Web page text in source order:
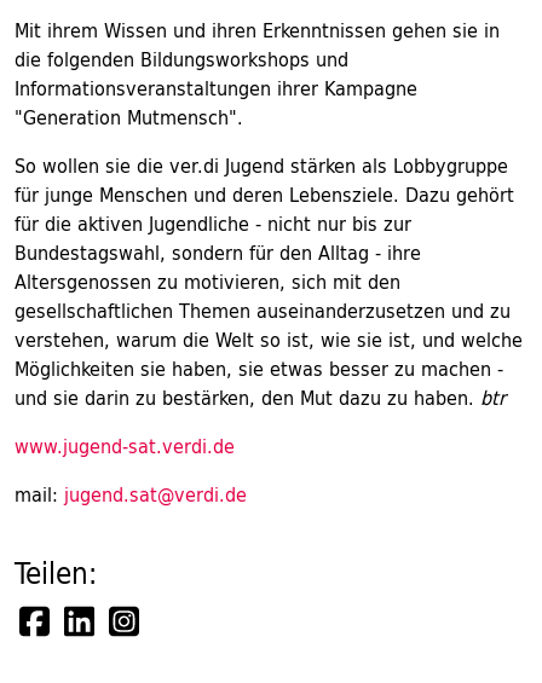
Mit ihrem Wissen und ihren Erkenntnissen gehen sie in
die folgenden Bildungsworkshops und
Informationsveranstaltungen ihrer Kampagne
"Generation Mutmensch".
So wollen sie die ver.di Jugend stärken als Lobbygruppe
für junge Menschen und deren Lebensziele. Dazu gehört
für die aktiven Jugendliche - nicht nur bis zur
Bundestagswahl, sondern für den Alltag - ihre
Altersgenossen zu motivieren, sich mit den
gesellschaftlichen Themen auseinanderzusetzen und zu
verstehen, warum die Welt so ist, wie sie ist, und welche
Möglichkeiten sie haben, sie etwas besser zu machen -
und sie darin zu bestärken, den Mut dazu zu haben. btr
www.jugend-sat.verdi.de
mail: jugend.sat@verdi.de
Teilen: